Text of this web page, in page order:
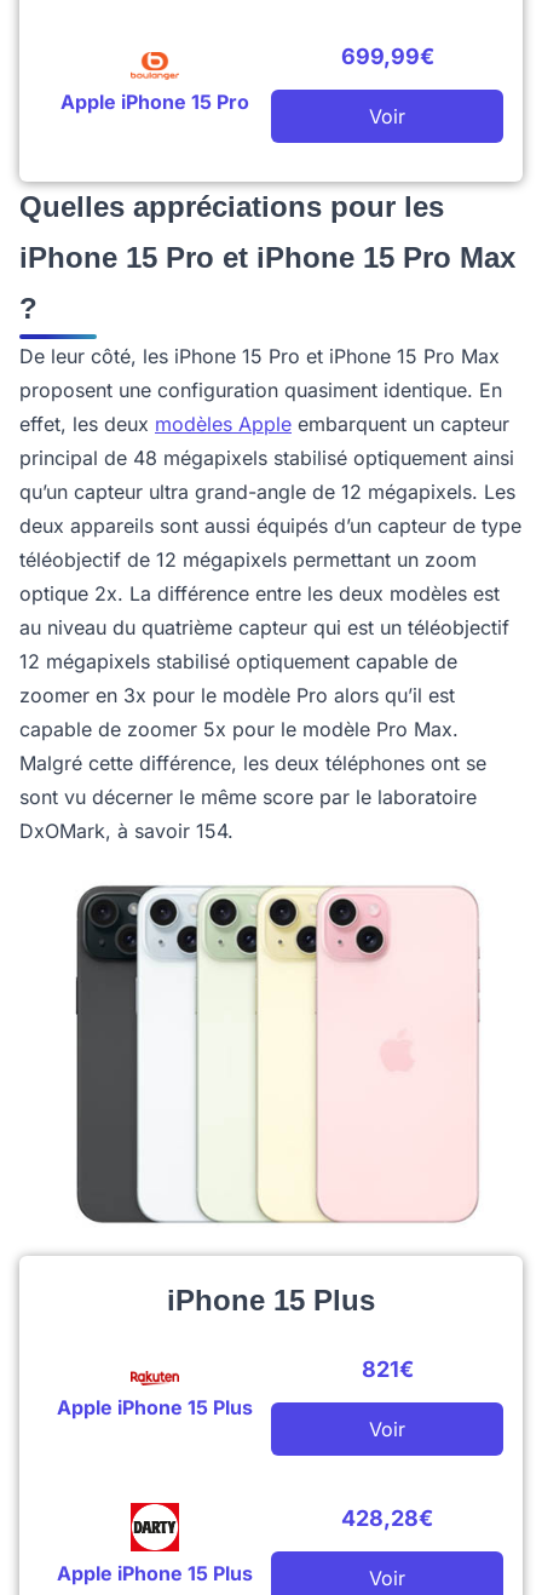
Apple iPhone 15 Pro
699,99€
Voir
Quelles appréciations pour les
iPhone 15 Pro et iPhone 15 Pro Max
?
De leur côté, les iPhone 15 Pro et iPhone 15 Pro Max
proposent une configuration quasiment identique. En
effet, les deux modèles Apple embarquent un capteur
principal de 48 mégapixels stabilisé optiquement ainsi
qu’un capteur ultra grand-angle de 12 mégapixels. Les
deux appareils sont aussi équipés d’un capteur de type
téléobjectif de 12 mégapixels permettant un zoom
optique 2x. La différence entre les deux modèles est
au niveau du quatrième capteur qui est un téléobjectif
12 mégapixels stabilisé optiquement capable de
zoomer en 3x pour le modèle Pro alors qu’il est
capable de zoomer 5x pour le modèle Pro Max.
Malgré cette différence, les deux téléphones ont se
sont vu décerner le même score par le laboratoire
DxOMark, à savoir 154.
iPhone 15 Plus
Apple iPhone 15 Plus
821€
Voir
Apple iPhone 15 Plus
428,28€
Voir